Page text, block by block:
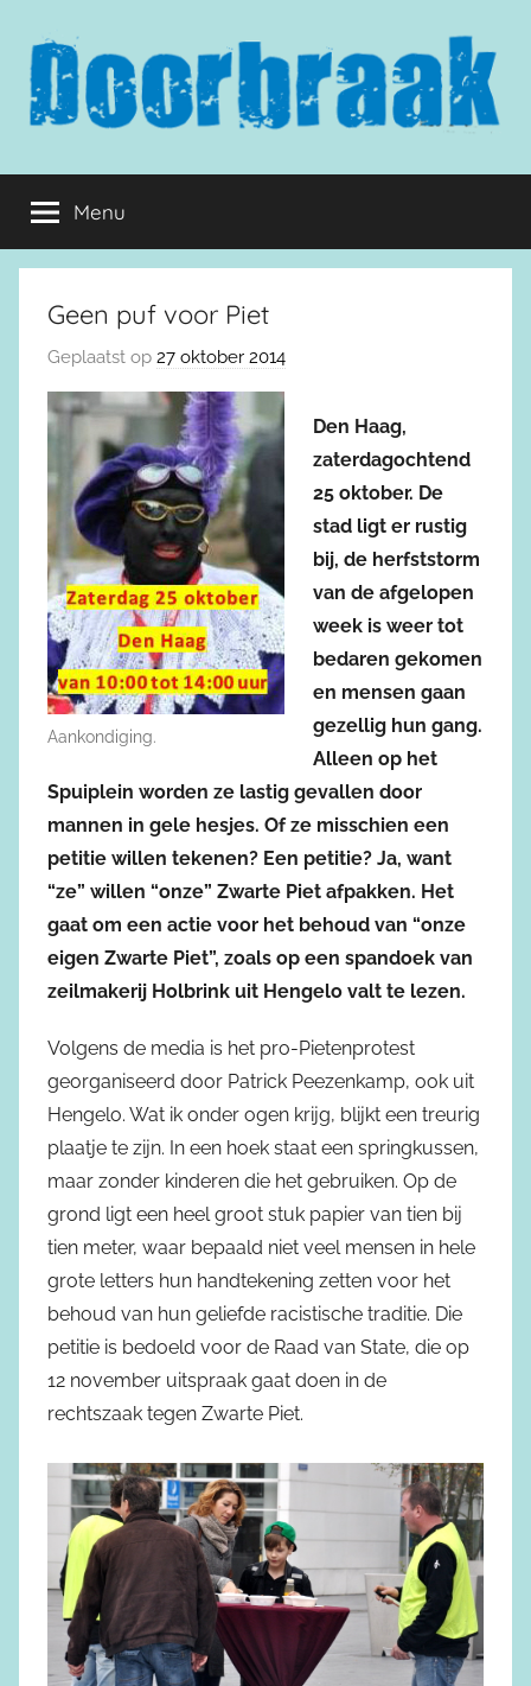
inhoud
springen
Doorbraak.eu
Menu
Geen puf voor Piet
Geplaatst op 27 oktober 2014
Aankondiging.
Den Haag,
zaterdagochtend
25 oktober. De
stad ligt er rustig
bij, de herfststorm
van de afgelopen
week is weer tot
bedaren gekomen
en mensen gaan
gezellig hun gang.
Alleen op het
Spuiplein worden ze lastig gevallen door
mannen in gele hesjes. Of ze misschien een
petitie willen tekenen? Een petitie? Ja, want
“ze” willen “onze” Zwarte Piet afpakken. Het
gaat om een actie voor het behoud van “onze
eigen Zwarte Piet”, zoals op een spandoek van
zeilmakerij Holbrink uit Hengelo valt te lezen.
Volgens de media is het pro-Pietenprotest
georganiseerd door Patrick Peezenkamp, ook uit
Hengelo. Wat ik onder ogen krijg, blijkt een treurig
plaatje te zijn. In een hoek staat een springkussen,
maar zonder kinderen die het gebruiken. Op de
grond ligt een heel groot stuk papier van tien bij
tien meter, waar bepaald niet veel mensen in hele
grote letters hun handtekening zetten voor het
behoud van hun geliefde racistische traditie. Die
petitie is bedoeld voor de Raad van State, die op
12 november uitspraak gaat doen in de
rechtszaak tegen Zwarte Piet.